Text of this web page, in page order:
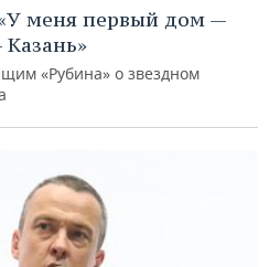
меня первый дом —
«Рубина» о звездном